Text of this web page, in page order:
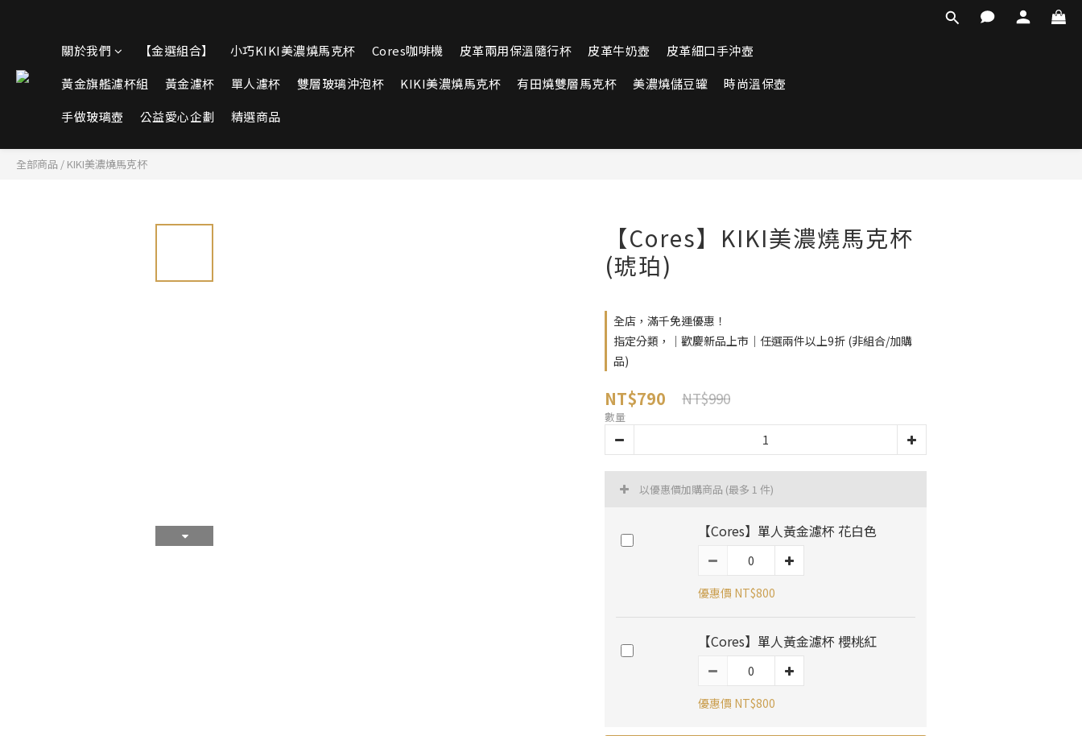
關於我們 【金選組合】 小巧KIKI美濃燒馬克杯 Cores咖啡機 皮革兩用保溫隨行杯 皮革牛奶壺
皮革細口手沖壺
黃金旗艦濾杯組
黃金濾杯 單人濾杯 雙層玻璃沖泡杯 KIKI美濃燒馬克杯 有田燒雙層馬克杯 美濃燒儲豆罐
時尚溫保壺
手做玻璃壺
公益愛心企劃 精選商品
全部商品 / KIKI美濃燒馬克杯
【Cores】KIKI美濃燒馬克杯
(琥珀)
全店，滿千免運優惠！
指定分類，｜歡慶新品上市｜任選兩件以上9折 (非組合/加購
品)
NT$790 NT$990
數量
以優惠價加購商品 (最多 1 件)
【Cores】單人黃金濾杯 花白色
優惠價 NT$800
【Cores】單人黃金濾杯 櫻桃紅
優惠價 NT$800